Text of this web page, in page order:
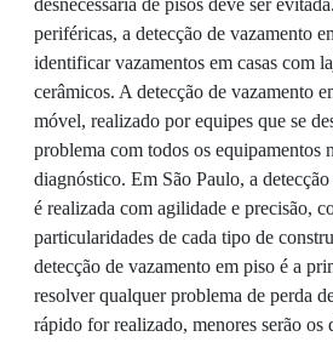
desnecessária de pisos deve ser
periféricas, a detecção de vazamento
identificar vazamentos em casas com
cerâmicos. A detecção de vazamento
móvel, realizado por equipes que se
problema com todos os equipamentos
diagnóstico. Em São Paulo, a
é realizada com agilidade e precisão,
particularidades de cada tipo de
detecção de vazamento em piso é a
resolver qualquer problema de perda
rápido for realizado, menores serão os